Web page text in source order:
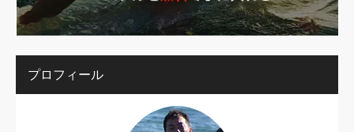
プロフィール